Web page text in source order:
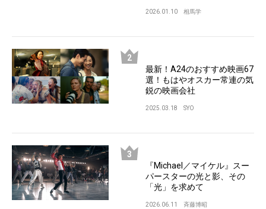
2026.01.10 相馬学
最新！A24のおすすめ映画67
選！もはやオスカー常連の気
鋭の映画会社
2025.03.18 SYO
『Michael／マイケル』スー
パースターの光と影、その
「光」を求めて
2026.06.11 斉藤博昭